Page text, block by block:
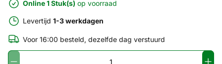
Online 1 Stuk(s) op voorraad
Levertijd 1-3 werkdagen
Voor 16:00 besteld, dezelfde dag verstuurd